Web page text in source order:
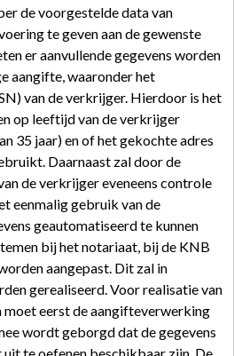
de voorgestelde data van
te geven aan de gewenste
er aanvullende gegevens worden
aangifte, waaronder het
van de verkrijger. Hierdoor is het
op leeftijd van de verkrijger
35 jaar) en of het gekochte adres
Daarnaast zal door de
de verkrijger eveneens controle
eenmalig gebruik van de
geautomatiseerd te kunnen
bij het notariaat, bij de KNB
aangepast. Dit zal in
gerealiseerd. Voor realisatie van
eerst de aangifteverwerking
wordt geborgd dat de gegevens